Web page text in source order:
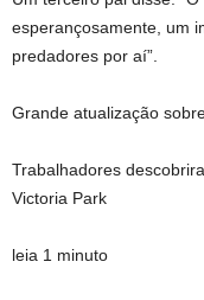
esperançosamente, um
predadores por aí”.
Grande atualização
Trabalhadores
Victoria Park
leia 1 minuto